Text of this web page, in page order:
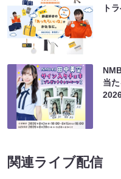
ト
当
関連ライブ配信